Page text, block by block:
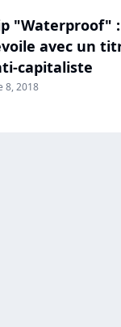
"Waterproof"
avec un
capitaliste
8, 2018